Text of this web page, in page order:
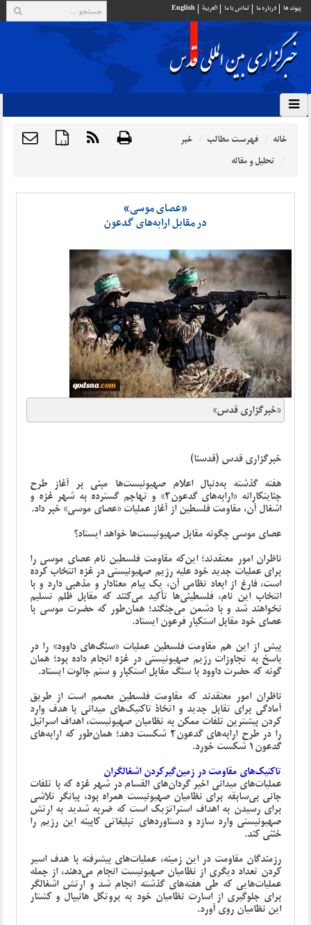
پيوند ها درباره ما تماس با ما العربية English
{ } خانه فهرست مطالب
خبر
تحلیل و مقاله
«عصای موسی»
در مقابل ارابه‌های گدعون
«خبرگزاری قدس»
خبرگزاری قدس (قدسنا)
هفته گذشته به‌دنبال اعلام صهیونیست‌ها مبنی بر آغاز طرح
جنایتکارانه «ارابه‌های گدعون2» و تهاجم گسترده به شهر غزه و
اشغال آن، مقاومت فلسطین از آغاز عملیات «عصای موسی» خبر داد.
عصای موسی چگونه مقابل صهیونیست‌ها خواهد ایستاد؟
ناظران امور معتقدند؛ این‌که مقاومت فلسطین نام عصای موسی را
برای عملیات جدید خود علیه رژیم صهیونیستی در غزه انتخاب کرده
است، فارغ از ابعاد نظامی آن، یک پیام معنادار و مذهبی دارد و با
انتخاب این نام، فلسطینی‌ها تأکید می‌کنند که مقابل ظلم تسلیم
نخواهند شد و با دشمن می‌جنگند؛ همان‌طور که حضرت موسی با
عصای خود مقابل استکبار فرعون ایستاد.
پیش از این هم مقاومت فلسطین عملیات «سنگ‌های داوود» را در
پاسخ به تجاوزات رژیم صهیونیستی در غزه انجام داده بود؛ همان
گونه که حضرت داوود با سنگ مقابل استکبار و ستم جالوت ایستاد.
ناظران امور معتقدند که مقاومت فلسطین مصمم است از طریق
آمادگی برای تقابل جدید و اتخاذ تاکتیک‌های میدانی با هدف وارد
کردن بیشترین تلفات ممکن به نظامیان صهیونیست، اهداف اسرائیل
را در طرح ارابه‌های گدعون2 شکست دهد؛ همان‌طور که ارابه‌های
گدعون1 شکست خورد.
تاکتیک‌های مقاومت در زمین‌گیرکردن اشغالگران
عملیات‌های میدانی اخیر گردان‌های القسام در شهر غزه که با تلفات
جانی بی‌سابقه برای نظامیان صهیونیست همراه بود، بیانگر تلاشی
برای رسیدن به اهداف استراتژیک است که ضربه شدید به ارتش
صهیونیستی وارد سازد و دستاوردهای تبلیغاتی کابینه این رژیم را
خنثی کند.
رزمندگان مقاومت در این زمینه، عملیات‌های پیشرفته با هدف اسیر
کردن تعداد دیگری از نظامیان صهیونیست انجام می‌دهند، از جمله
عملیات‌هایی که طی هفته‌های گذشته انجام شد و ارتش اشغالگر
برای جلوگیری از اسارت نظامیان خود به پروتکل هانیبال و کشتار
این نظامیان روی آورد.